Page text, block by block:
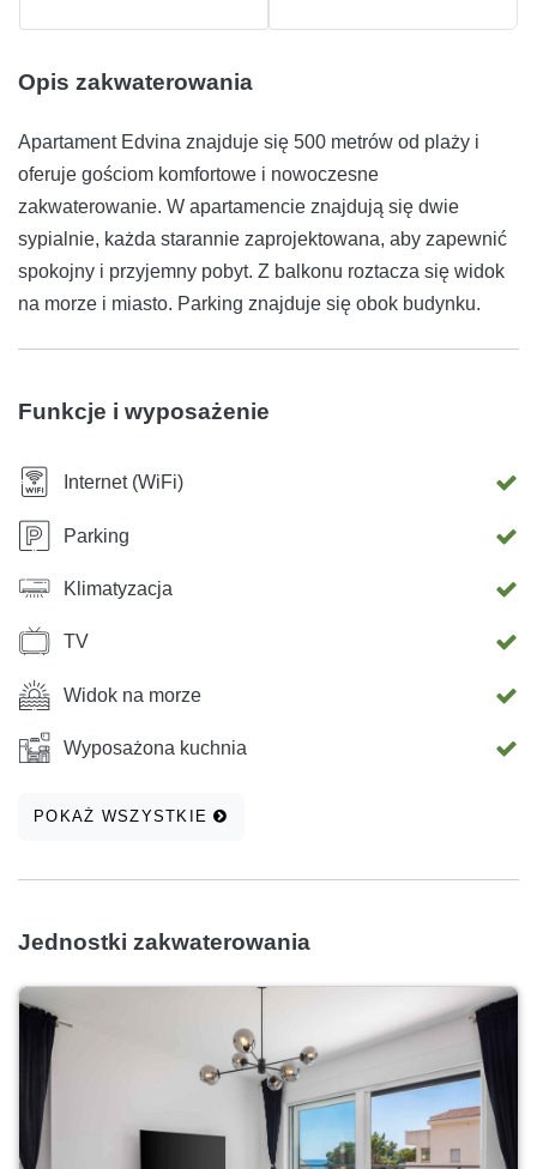
Opis zakwaterowania
Apartament Edvina znajduje się 500 metrów od plaży i
oferuje gościom komfortowe i nowoczesne
zakwaterowanie. W apartamencie znajdują się dwie
sypialnie, każda starannie zaprojektowana, aby zapewnić
spokojny i przyjemny pobyt. Z balkonu roztacza się widok
na morze i miasto. Parking znajduje się obok budynku.
Funkcje i wyposażenie
Internet (WiFi)
Parking
Klimatyzacja
TV
Widok na morze
Wyposażona kuchnia
POKAŻ WSZYSTKIE
Jednostki zakwaterowania